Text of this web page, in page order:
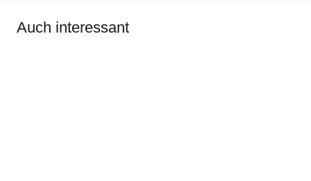
Auch interessant